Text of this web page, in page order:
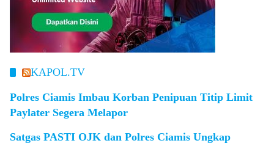
KAPOL.TV
Polres Ciamis Imbau Korban Penipuan Titip Limit
Paylater Segera Melapor
Satgas PASTI OJK dan Polres Ciamis Ungkap